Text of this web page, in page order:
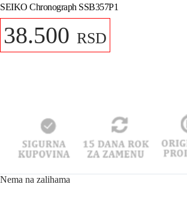
SEIKO Chronograph SSB357P1
38.500 RSD
Nema na zalihama